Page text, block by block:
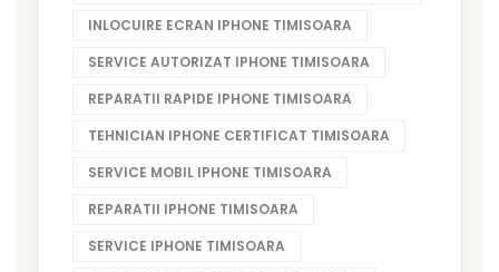
INLOCUIRE ECRAN IPHONE TIMISOARA
SERVICE AUTORIZAT IPHONE TIMISOARA
REPARATII RAPIDE IPHONE TIMISOARA
TEHNICIAN IPHONE CERTIFICAT TIMISOARA
SERVICE MOBIL IPHONE TIMISOARA
REPARATII IPHONE TIMISOARA
SERVICE IPHONE TIMISOARA